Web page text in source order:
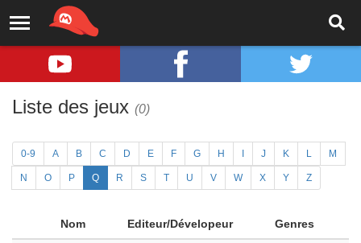
Liste des jeux (0)
0-9 A B C D E F G H J K L M
N O P Q R S T U V W X Y Z
Nom Editeur/Dévelopeur Genres